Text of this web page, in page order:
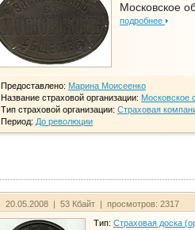
Московское
подробнее
Предоставлено: Марина Моисеенко
Название страховой организации: Московское
Тип страховой организации: Страховая
Период: До революции
20.05.2008 | 53 Кбайт | просмотров: 2317
Тип: Страховая доска